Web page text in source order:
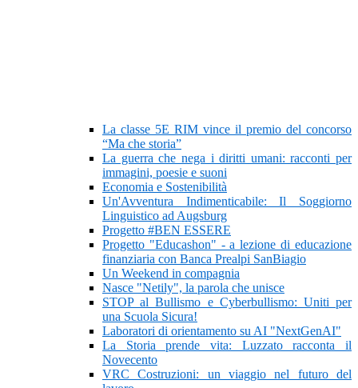
La classe 5E RIM vince il premio del concorso
“Ma che storia”
La guerra che nega i diritti umani: racconti per
immagini, poesie e suoni
Economia e Sostenibilità
Un'Avventura Indimenticabile: Il Soggiorno
Linguistico ad Augsburg
Progetto #BEN ESSERE
Progetto "Educashon" - a lezione di educazione
finanziaria con Banca Prealpi SanBiagio
Un Weekend in compagnia
Nasce "Netily", la parola che unisce
STOP al Bullismo e Cyberbullismo: Uniti per
una Scuola Sicura!
Laboratori di orientamento su AI "NextGenAI"
La Storia prende vita: Luzzato racconta il
Novecento
VRC Costruzioni: un viaggio nel futuro del